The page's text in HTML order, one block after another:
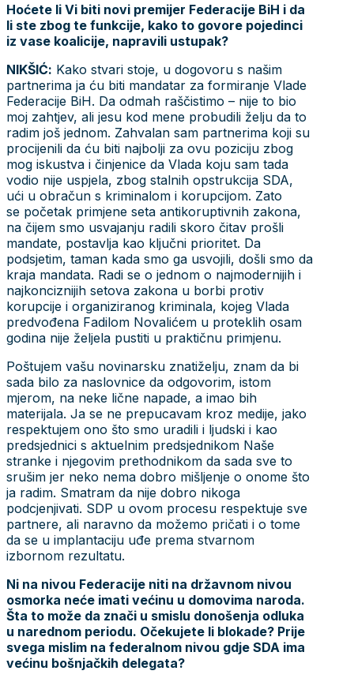
Hoćete li Vi biti novi premijer Federacije BiH i da
li ste zbog te funkcije, kako to govore pojedinci
iz vase koalicije, napravili ustupak?
NIKŠIĆ: Kako stvari stoje, u dogovoru s našim
partnerima ja ću biti mandatar za formiranje Vlade
Federacije BiH. Da odmah raščistimo – nije to bio
moj zahtjev, ali jesu kod mene probudili želju da to
radim još jednom. Zahvalan sam partnerima koji su
procijenili da ću biti najbolji za ovu poziciju zbog
mog iskustva i činjenice da Vlada koju sam tada
vodio nije uspjela, zbog stalnih opstrukcija SDA,
ući u obračun s kriminalom i korupcijom. Zato
se početak primjene seta antikoruptivnih zakona,
na čijem smo usvajanju radili skoro čitav prošli
mandate, postavlja kao ključni prioritet. Da
podsjetim, taman kada smo ga usvojili, došli smo da
kraja mandata. Radi se o jednom o najmodernijih i
najkonciznijih setova zakona u borbi protiv
korupcije i organiziranog kriminala, kojeg Vlada
predvođena Fadilom Novalićem u proteklih osam
godina nije željela pustiti u praktičnu primjenu.
Poštujem vašu novinarsku znatiželju, znam da bi
sada bilo za naslovnice da odgovorim, istom
mjerom, na neke lične napade, a imao bih
materijala. Ja se ne prepucavam kroz medije, jako
respektujem ono što smo uradili i ljudski i kao
predsjednici s aktuelnim predsjednikom Naše
stranke i njegovim prethodnikom da sada sve to
srušim jer neko nema dobro mišljenje o onome što
ja radim. Smatram da nije dobro nikoga
podcjenjivati. SDP u ovom procesu respektuje sve
partnere, ali naravno da možemo pričati i o tome
da se u implantaciju uđe prema stvarnom
izbornom rezultatu.
Ni na nivou Federacije niti na državnom nivou
osmorka neće imati većinu u domovima naroda.
Šta to može da znači u smislu donošenja odluka
u narednom periodu. Očekujete li blokade? Prije
svega mislim na federalnom nivou gdje SDA ima
većinu bošnjačkih delegata?